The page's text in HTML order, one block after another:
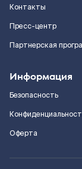
Контакты
Пресс-центр
Партнерская
Информация
Безопасность
Оферта